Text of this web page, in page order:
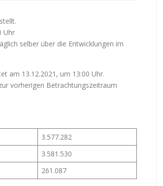
Uhr
selber über die Entwicklungen im
am 13.12.2021, um 13:00 Uhr.
vorherigen Betrachtungszeitraum
3.577.282
3.581.530
261.087